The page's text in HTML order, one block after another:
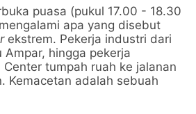
puasa (pukul 17.00 - 18.30
apa yang disebut
ekstrem. Pekerja industri dari
Ampar, hingga pekerja
tumpah ruah ke jalanan
Kemacetan adalah sebuah